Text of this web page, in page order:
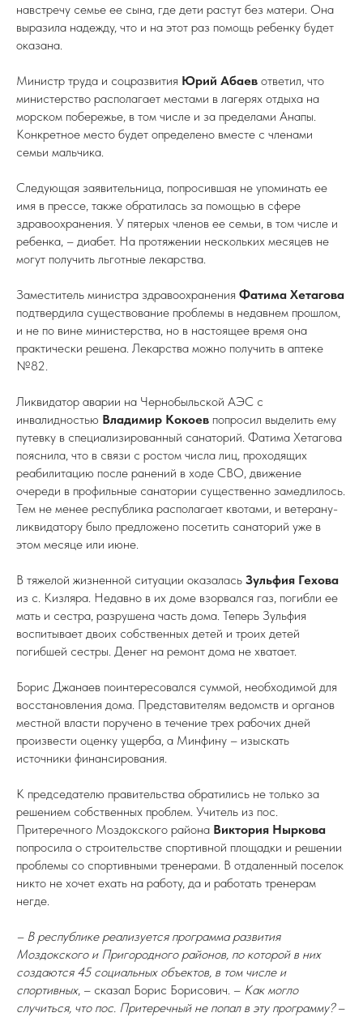
навстречу семье ее сына, где дети растут без матери. Она
выразила надежду, что и на этот раз помощь ребенку будет
оказана.
Министр труда и соцразвития Юрий Абаев ответил, что
министерство располагает местами в лагерях отдыха на
морском побережье, в том числе и за пределами Анапы.
Конкретное место будет определено вместе с членами
семьи мальчика.
Следующая заявительница, попросившая не упоминать ее
имя в прессе, также обратилась за помощью в сфере
здравоохранения. У пятерых членов ее семьи, в том числе и
ребенка, – диабет. На протяжении нескольких месяцев не
могут получить льготные лекарства.
Заместитель министра здравоохранения Фатима Хетагова
подтвердила существование проблемы в недавнем прошлом,
и не по вине министерства, но в настоящее время она
практически решена. Лекарства можно получить в аптеке
№82.
Ликвидатор аварии на Чернобыльской АЭС с
инвалидностью Владимир Кокоев попросил выделить ему
путевку в специализированный санаторий. Фатима Хетагова
пояснила, что в связи с ростом числа лиц, проходящих
реабилитацию после ранений в ходе СВО, движение
очереди в профильные санатории существенно замедлилось.
Тем не менее республика располагает квотами, и ветерану-
ликвидатору было предложено посетить санаторий уже в
этом месяце или июне.
В тяжелой жизненной ситуации оказалась Зульфия Гехова
из с. Кизляра. Недавно в их доме взорвался газ, погибли ее
мать и сестра, разрушена часть дома. Теперь Зульфия
воспитывает двоих собственных детей и троих детей
погибшей сестры. Денег на ремонт дома не хватает.
Борис Джанаев поинтересовался суммой, необходимой для
восстановления дома. Представителям ведомств и органов
местной власти поручено в течение трех рабочих дней
произвести оценку ущерба, а Минфину – изыскать
источники финансирования.
К председателю правительства обратились не только за
решением собственных проблем. Учитель из пос.
Притеречного Моздокского района Виктория Ныркова
попросила о строительстве спортивной площадки и решении
проблемы со спортивными тренерами. В отдаленный поселок
никто не хочет ехать на работу, да и работать тренерам
негде.
– В республике реализуется программа развития
Моздокского и Пригородного районов, по которой в них
создаются 45 социальных объектов, в том числе и
спортивных, – сказал Борис Борисович. – Как могло
случиться, что пос. Притеречный не попал в эту программу?–